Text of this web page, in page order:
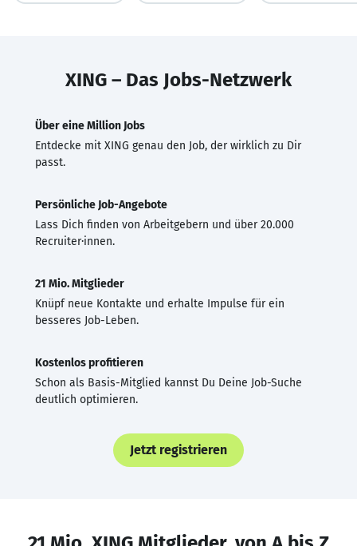
XING – Das Jobs-Netzwerk
Über eine Million Jobs
Entdecke mit XING genau den Job, der wirklich zu Dir
passt.
Persönliche Job-Angebote
Lass Dich finden von Arbeitgebern und über 20.000
Recruiter·innen.
21 Mio. Mitglieder
Knüpf neue Kontakte und erhalte Impulse für ein
besseres Job-Leben.
Kostenlos profitieren
Schon als Basis-Mitglied kannst Du Deine Job-Suche
deutlich optimieren.
Jetzt registrieren